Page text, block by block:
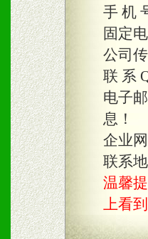
三、物料
1、免费提
2、不定期
知名度和
3、根据地
具。
手 机
固定
公司
联 系
电子
息！
企业
联系
温馨
上看